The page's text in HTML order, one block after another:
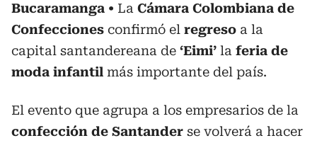
Bucaramanga La Cámara Colombiana de
Confecciones confirmó el regreso a la
capital santandereana de ‘Eimi’ la feria de
moda infantil más importante del país.
El evento que agrupa a los empresarios de la
confección de Santander se volverá a hacer